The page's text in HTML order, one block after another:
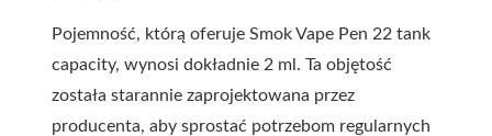
Pojemność, którą oferuje Smok Vape Pen 22 tank
capacity, wynosi dokładnie 2 ml. Ta objętość
została starannie zaprojektowana przez
producenta, aby sprostać potrzebom regularnych